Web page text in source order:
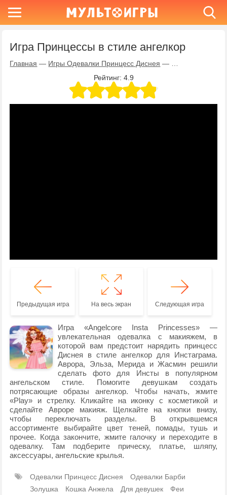
Игра Принцессы в стиле ангелкор
Главная — Игры Одевалки Принцесс Диснея —
Рейтинг: 4.9
Предыдущая игра На весь экран Следующая игра
Игра «Angelcore Insta Princesses» —
увлекательная одевалка с макияжем, в
которой вам предстоит нарядить принцесс
Диснея в стиле ангелкор для Инстаграма.
Аврора, Эльза, Мерида и Жасмин решили
сделать фото для Инсты в популярном
ангельском стиле. Помогите девушкам создать
потрясающие образы ангелкор. Чтобы начать, жмите
«Play» и стрелку. Кликайте на иконку с косметикой и
сделайте Авроре макияж. Щелкайте на кнопки внизу,
чтобы переключать разделы. В открывшемся
ассортименте выбирайте цвет теней, помады, тушь и
прочее. Когда закончите, жмите галочку и переходите в
одевалку. Там подберите прическу, платье, шляпу,
аксессуары, ангельские крылья.
Одевалки Принцесс Диснея
Одевалки Барби
Золушка
Кошка Анжела Для девушек
Феи